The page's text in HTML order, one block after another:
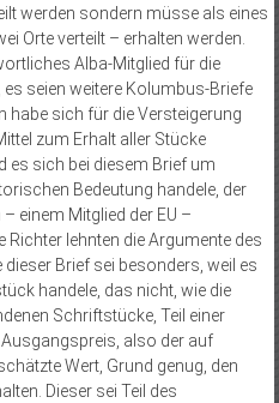
werden sondern müsse als eines
Orte verteilt – erhalten werden.
Alba-Mitglied für die
seien weitere Kolumbus-Briefe
habe sich für die Versteigerung
zum Erhalt aller Stücke
es sich bei diesem Brief um
Bedeutung handele, der
einem Mitglied der EU –
lehnten die Argumente des
Brief sei besonders, weil es
handele, das nicht, wie die
Schriftstücke, Teil einer
Ausgangspreis, also der auf
Wert, Grund genug, den
Dieser sei Teil des